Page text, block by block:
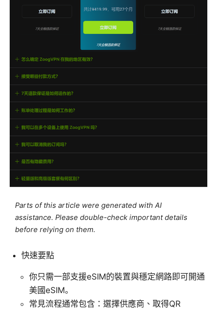
Parts of this article were generated with AI
assistance. Please double-check important details
before relying on them.
快速要點
你只需一部支援eSIM的裝置與穩定網路即可開通
美國eSIM。
常見流程通常包含：選擇供應商、取得QR